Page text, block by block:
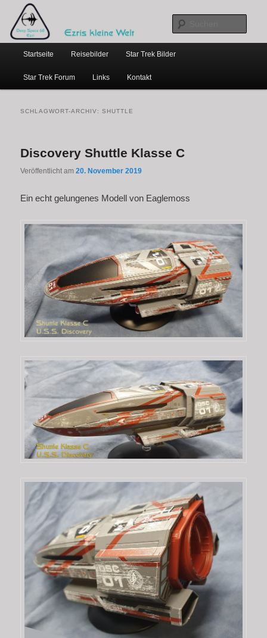
primären
Inhalt
springen
sekundären
Inhalt
springen
Ezris kleine Welt
…weil bloggen so schick ist
Hauptmenü
Startseite Reisebilder Star Trek Bilder
Star Trek Forum Links Kontakt
SCHLAGWORT-ARCHIV:SHUTTLE
Discovery Shuttle Klasse C
Veröffentlicht am20. November 2019
Ein echt gelungenes Modell von Eaglemoss